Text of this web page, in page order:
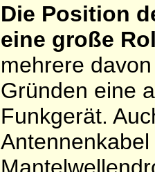
Die Position
eine große
mehrere
Gründen eine
Funkgerät.